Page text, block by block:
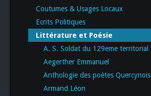
Coutumes & Usages Locaux
Ecrits Politiques
Littérature et Poésie
A. S. Soldat du 129eme territorial
Aegerther Emmanuel
Anthologie des poètes Quercynois
Armand Léon